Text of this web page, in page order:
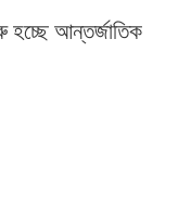
হচ্ছে আন্তর্জাতিক